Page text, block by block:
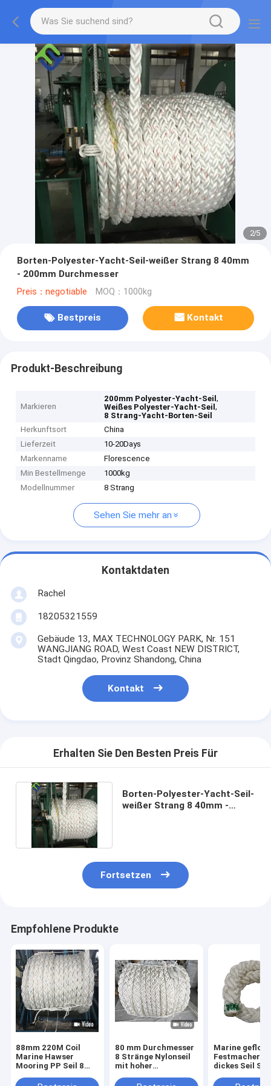
2/5
Borten-Polyester-Yacht-Seil-weißer Strang 8 40mm
- 200mm Durchmesser
Preis：negotiable MOQ：1000kg
Bestpreis Kontakt
Produkt-Beschreibung
Markieren
200mm Polyester-Yacht-Seil,
Weißes Polyester-Yacht-Seil,
8 Strang-Yacht-Borten-Seil
Herkunftsort
China
Lieferzeit
10-20Days
Markenname
Florescence
Min Bestellmenge
1000kg
Modellnummer
8 Strang
Sehen Sie mehr an
Kontaktdaten
Rachel
18205321559
Gebäude 13, MAX TECHNOLOGY PARK, Nr. 151
WANGJIANG ROAD, West Coast NEW DISTRICT,
Stadt Qingdao, Provinz Shandong, China
Kontakt
Erhalten Sie Den Besten Preis Für
Borten-Polyester-Yacht-Seil-
weißer Strang 8 40mm -
Fortsetzen
Empfohlene Produkte
88mm 220M Coil
Marine Hawser
Mooring PP Seil 8
Polypropylen
80 mm Durchmesser
8 Stränge Nylonseil
mit hoher
und wasserdicht für
Marine
dickes Seil
220m